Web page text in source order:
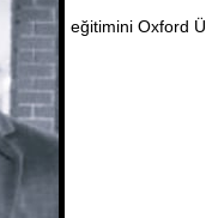
eğitimini Oxford